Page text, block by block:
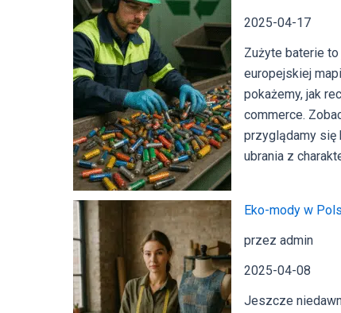
2025-04-17
Zużyte baterie
europejskiej
pokażemy, jak
commerce.
przyglądamy się
ubrania z
Eko-mody w
przez admin
2025-04-08
Jeszcze